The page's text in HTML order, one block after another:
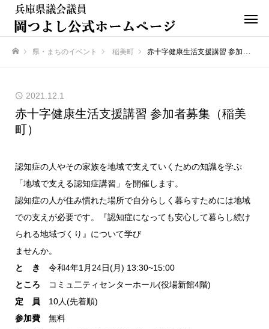
県・まちのイベント 稲美町 赤十字健康生活支援講習 参加者募集（稲美町）
2021.12.1
赤十字健康生活支援講習 参加者募集（稲美
町）
認知症の人やその家族を地域で支えていくための知識を学ぷ
「地域で支える認知症講習」を開催します。
認知症の人が住み慣れた場所で自分らしく暮らすためには地域
での支えが必要です。『認知症になっても安心して暮らし続け
られる地域づくり』について学び
ませんか。
と き
令和4年1月24日(月) 13:30~15:00
ところ コミュ二ティセンターホール(役場新館4階)
定 員 10人(先着順)
参加費 無料